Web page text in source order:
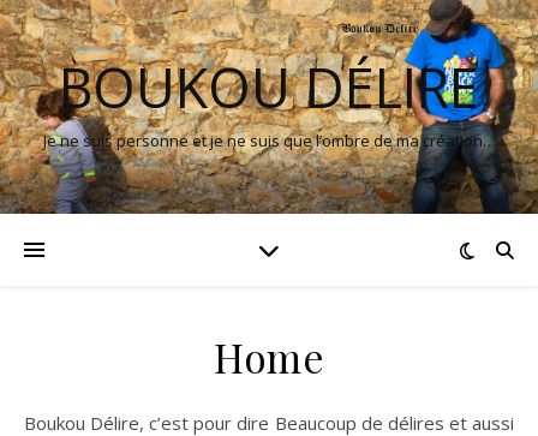
BOUKOU DÉLIRE
Je ne suis personne et je ne suis que l’ombre de ma création…
Home
Boukou Délire, c’est pour dire Beaucoup de délires et aussi